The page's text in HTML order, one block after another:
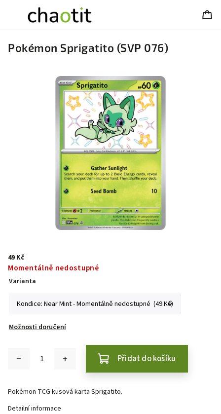
Pokémon Sprigatito (SVP 076)
49 Kč
Momentálně nedostupné
Varianta
Možnosti doručení
Přidat do košíku
Pokémon TCG kusová karta Sprigatito.
Detailní informace